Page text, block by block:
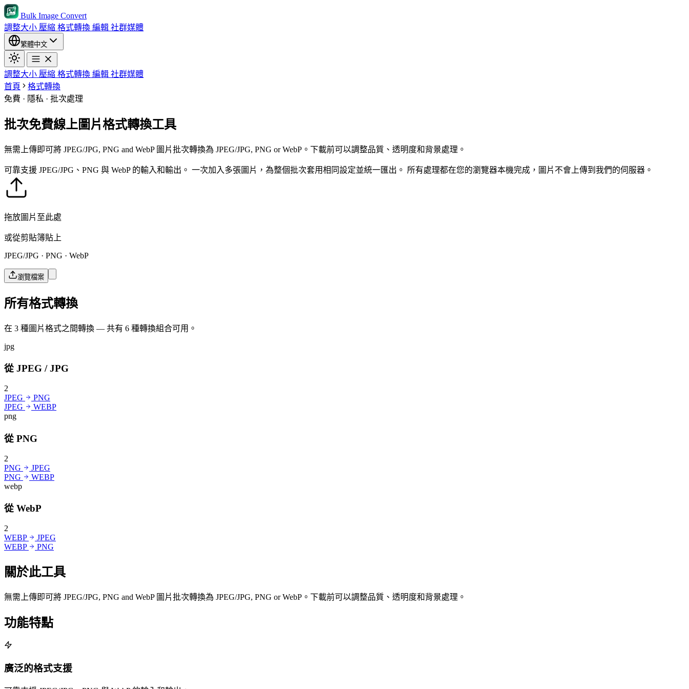
Bulk Image Convert
調整大小 壓縮 格式轉換 編輯 社群媒體
繁體中文
調整大小 壓縮 格式轉換 編輯 社群媒體
首頁
格式轉換
免費 · 隱私 · 批次處理
批次免費線上圖片格式轉換工具
無需上傳即可將 JPEG/JPG, PNG and WebP 圖片批次轉換為 JPEG/JPG, PNG or WebP。下載前可以調整品質、透明度和背景處理。
可靠支援 JPEG/JPG、PNG 與 WebP 的輸入和輸出。 一次加入多張圖片，為整個批次套用相同設定並統一匯出。 所有處理都在您的瀏覽器本機完成，圖片不會上傳到我們的伺服器。
拖放圖片至此處
或從剪貼簿貼上
JPEG/JPG · PNG · WebP
瀏覽檔案
所有格式轉換
在 3 種圖片格式之間轉換 — 共有 6 種轉換組合可用。
jpg
從 JPEG / JPG
2
JPEG
PNG
JPEG
WEBP
png
從 PNG
2
PNG
JPEG
PNG
WEBP
webp
從 WebP
2
WEBP
JPEG
WEBP
PNG
關於此工具
無需上傳即可將 JPEG/JPG, PNG and WebP 圖片批次轉換為 JPEG/JPG, PNG or WebP。下載前可以調整品質、透明度和背景處理。
功能特點
廣泛的格式支援